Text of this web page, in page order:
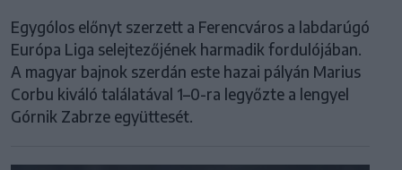
Egygólos előnyt szerzett a Ferencváros a labdarúgó
Európa Liga selejtezőjének harmadik fordulójában.
A magyar bajnok szerdán este hazai pályán Marius
Corbu kiváló találatával 1–0-ra legyőzte a lengyel
Górnik Zabrze együttesét.